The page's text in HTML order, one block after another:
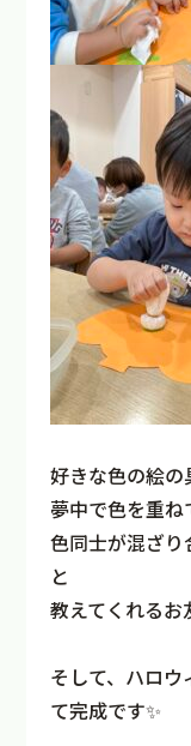
好きな色の絵の
夢中で色を重ね
色同士が混ざり
と
教えてくれる
そして、ハロ
て完成です✨